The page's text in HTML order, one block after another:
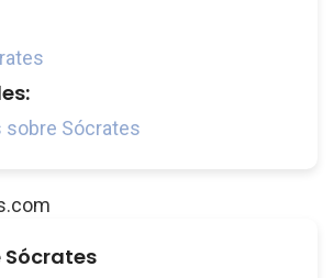
sobre Sócrates